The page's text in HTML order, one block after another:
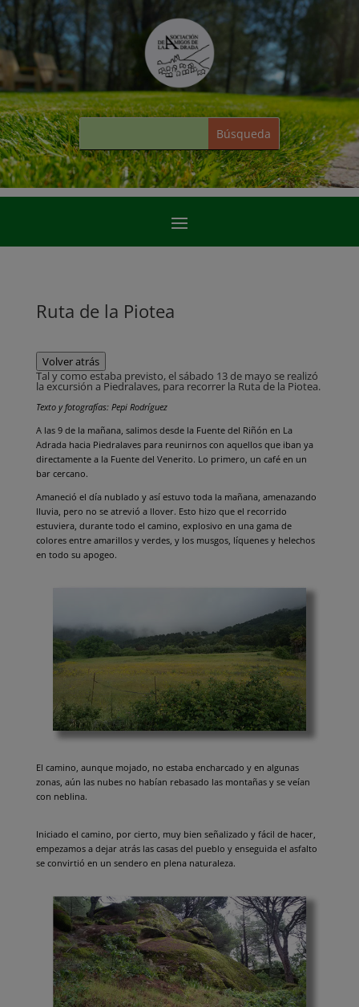
Ruta de la Piotea
Volver atrás
Tal y como estaba previsto, el sábado 13 de mayo se realizó
la excursión a Piedralaves, para recorrer la Ruta de la Piotea.
Texto y fotografías: Pepi Rodríguez
A las 9 de la mañana, salimos desde la Fuente del Riñón en La
Adrada hacia Piedralaves para reunirnos con aquellos que iban ya
directamente a la Fuente del Venerito. Lo primero, un café en un
bar cercano.
Amaneció el día nublado y así estuvo toda la mañana, amenazando
lluvia, pero no se atrevió a llover. Esto hizo que el recorrido
estuviera, durante todo el camino, explosivo en una gama de
colores entre amarillos y verdes, y los musgos, líquenes y helechos
en todo su apogeo.
El camino, aunque mojado, no estaba encharcado y en algunas
zonas, aún las nubes no habían rebasado las montañas y se veían
con neblina.
Iniciado el camino, por cierto, muy bien señalizado y fácil de hacer,
empezamos a dejar atrás las casas del pueblo y enseguida el asfalto
se convirtió en un sendero en plena naturaleza.